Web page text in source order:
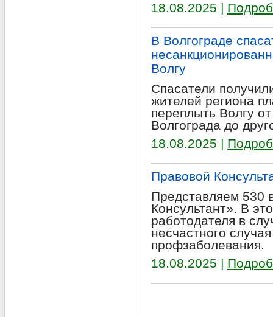
18.08.2025 |
В Волгограде
Волгу
Спасатели
жителей региона
переплыть Волгу
Волгограда до
18.08.2025 |
Правовой
Представляем 530
Консультант». В
работодателя в
несчастного
профзаболевания.
18.08.2025 |